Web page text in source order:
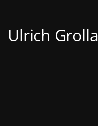
Ulrich Grolla